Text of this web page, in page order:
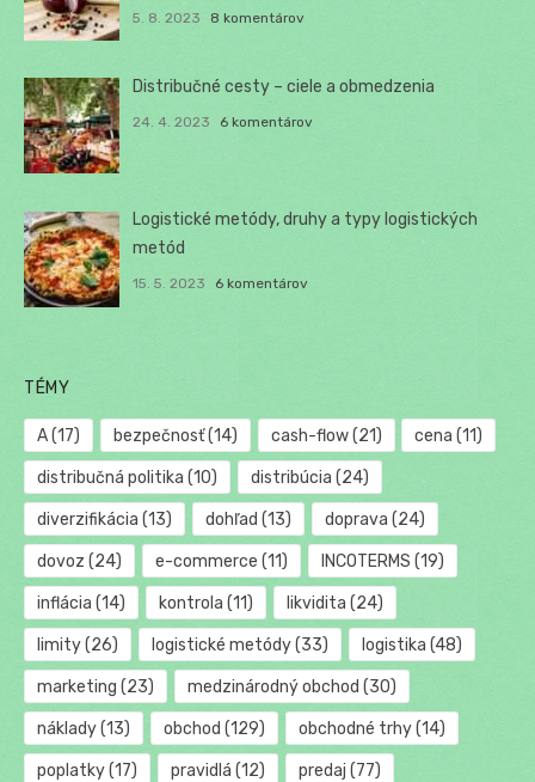
5. 8. 2023 8 komentárov
Distribučné cesty – ciele a obmedzenia
24. 4. 2023 6 komentárov
Logistické metódy, druhy a typy logistických
metód
15. 5. 2023 6 komentárov
TÉMY
A(17) bezpečnosť(14) cash-flow(21) cena (11)
distribučná politika (10) distribúcia (24)
diverzifikácia (13) dohľad (13) doprava (24)
dovoz (24) e-commerce (11) INCOTERMS (19)
inflácia (14) kontrola (11) likvidita (24)
limity(26) logistické metódy(33) logistika (48)
marketing (23) medzinárodný obchod (30)
náklady(13) obchod (129) obchodné trhy(14)
poplatky(17) pravidlá (12) predaj (77)